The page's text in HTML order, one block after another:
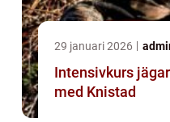
29 januari 2026
Intensivkurs
med Knistad